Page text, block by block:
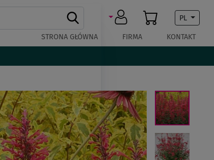
PL
STRONA GŁÓWNA FIRMA KONTAKT